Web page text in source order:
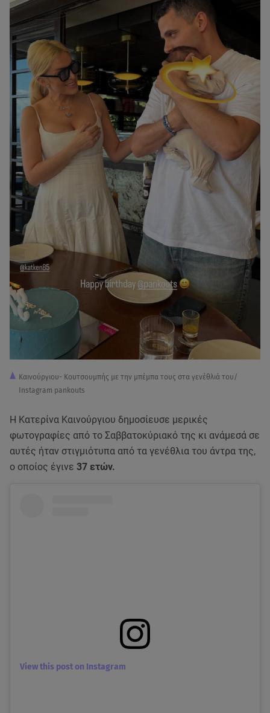
Kαινούργιου- Κουτσουμπής με την μπέμπα τους στα γενέθλιά του/
Instagram pankouts
Η Κατερίνα Καινούργιου δημοσίευσε μερικές
φωτογραφίες από το Σαββατοκύριακό της κι ανάμεσά σε
αυτές ήταν στιγμιότυπα από τα γενέθλια του άντρα της,
ο οποίος έγινε 37 ετών.
View this post on Instagram